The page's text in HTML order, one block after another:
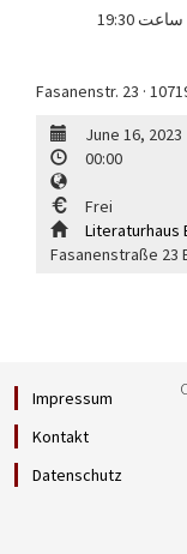
Fasanenstr. 23 ·
June 16, 2023
00:00
Frei
Literaturhaus
Fasanenstraße 23
Impressum
Kontakt
Datenschutz